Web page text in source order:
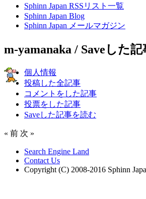
Sphinn Japan RSSリスト一覧
Sphinn Japan Blog
Sphinn Japan メールマガジン
m-yamanaka / Saveした
個人情報
投稿した全記事
コメントをした記事
投票をした記事
Saveした記事を読む
« 前 次 »
Search Engine Land
Contact Us
Copyright (C) 2008-2016 Sphinn